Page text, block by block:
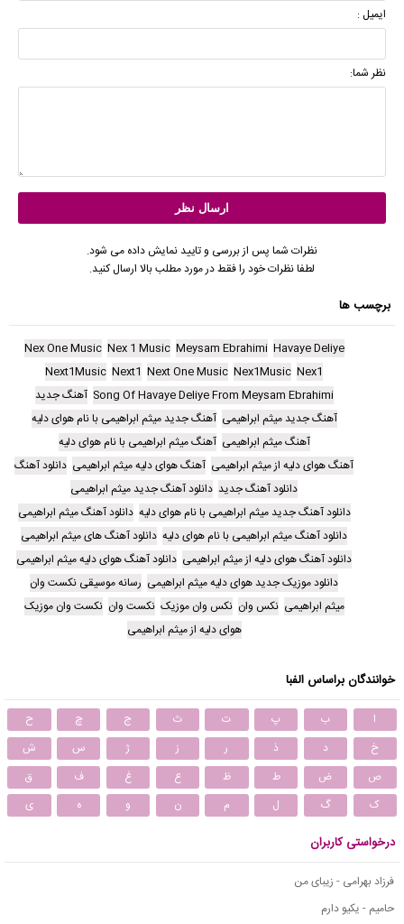
ایمیل :
نظر شما:
نظرات شما پس از بررسی و تایید نمایش داده می شود.
لطفا نظرات خود را فقط در مورد مطلب بالا ارسال کنید.
برچسب ها
Havaye Deliye
Meysam Ebrahimi
Nex 1 Music
Nex One Music
Nex1
Nex1Music
Next One Music
Next1
Next1Music
Song Of Havaye Deliye From Meysam Ebrahimi آهنگ جدید
آهنگ جدید میثم ابراهیمی آهنگ جدید میثم ابراهیمی با نام هوای دلیه
آهنگ میثم ابراهیمی آهنگ میثم ابراهیمی با نام هوای دلیه
آهنگ هوای دلیه از میثم ابراهیمی آهنگ هوای دلیه میثم ابراهیمی دانلود آهنگ
دانلود آهنگ جدید دانلود آهنگ جدید میثم ابراهیمی
دانلود آهنگ جدید میثم ابراهیمی با نام هوای دلیه دانلود آهنگ میثم ابراهیمی
دانلود آهنگ میثم ابراهیمی با نام هوای دلیه دانلود آهنگ های میثم ابراهیمی
دانلود آهنگ هوای دلیه از میثم ابراهیمی دانلود آهنگ هوای دلیه میثم ابراهیمی
دانلود موزیک جدید هوای دلیه میثم ابراهیمی رسانه موسیقی نکست وان
میثم ابراهیمی نکس وان نکس وان موزیک نکست وان نکست وان موزیک
هوای دلیه از میثم ابراهیمی
خوانندگان براساس الفبا
ا ب پ ت ث ج چ
ح
خ
د ذ ر ز ژ س
ش
ص
ض ط ظ ع غ ف
ق
ک
گ ل م ن و ه ی
درخواستی کاربران
فرزاد بهرامی - زیبای من
حامیم - یکیو دارم